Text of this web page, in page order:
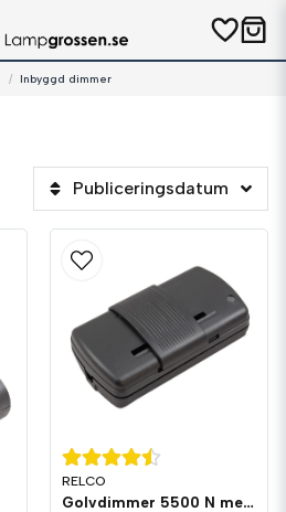
Inbyggd dimmer
Publiceringsdatum
RELCO
Golvdimmer 5500 N med Trafo 12V